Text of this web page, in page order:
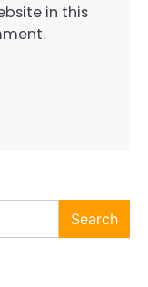
in this
Search